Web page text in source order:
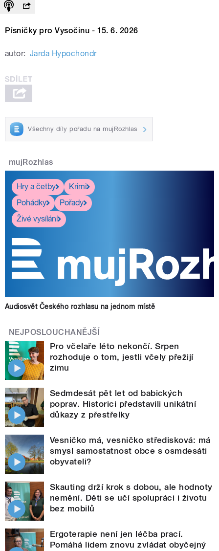
Písničky pro Vysočinu - 15. 6. 2026
autor: Jarda Hypochondr
Všechny díly pořadu na mujRozhlas
mujRozhlas
Hry a četby
Krimi
Pohádky
Pořady
Živé vysílání
Audiosvět Českého rozhlasu na jednom místě
NEJPOSLOUCHANĚJŠÍ
Pro včelaře léto nekončí. Srpen
rozhoduje o tom, jestli včely přežijí
zimu
Sedmdesát pět let od babických
poprav. Historici představili unikátní
důkazy z přestřelky
Vesničko má, vesničko středisková: má
smysl samostatnost obce s osmdesáti
obyvateli?
Skauting drží krok s dobou, ale hodnoty
nemění. Děti se učí spolupráci i životu
bez mobilů
Ergoterapie není jen léčba prací.
Pomáhá lidem znovu zvládat obyčejný